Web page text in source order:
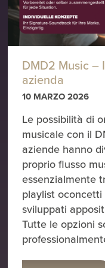
DMD2 Music –
azienda
10 MARZO 2026
Le possibilità di
musicale con il
aziende hanno
proprio flusso
essenzialmente
playlist
sviluppati
Tutte le opzioni